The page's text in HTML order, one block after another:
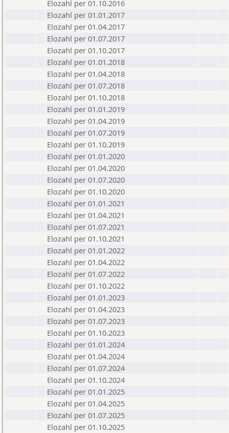
Elozahl per 01.10.2016
Elozahl per 01.01.2017
Elozahl per 01.04.2017
Elozahl per 01.07.2017
Elozahl per 01.10.2017
Elozahl per 01.01.2018
Elozahl per 01.04.2018
Elozahl per 01.07.2018
Elozahl per 01.10.2018
Elozahl per 01.01.2019
Elozahl per 01.04.2019
Elozahl per 01.07.2019
Elozahl per 01.10.2019
Elozahl per 01.01.2020
Elozahl per 01.04.2020
Elozahl per 01.07.2020
Elozahl per 01.10.2020
Elozahl per 01.01.2021
Elozahl per 01.04.2021
Elozahl per 01.07.2021
Elozahl per 01.10.2021
Elozahl per 01.01.2022
Elozahl per 01.04.2022
Elozahl per 01.07.2022
Elozahl per 01.10.2022
Elozahl per 01.01.2023
Elozahl per 01.04.2023
Elozahl per 01.07.2023
Elozahl per 01.10.2023
Elozahl per 01.01.2024
Elozahl per 01.04.2024
Elozahl per 01.07.2024
Elozahl per 01.10.2024
Elozahl per 01.01.2025
Elozahl per 01.04.2025
Elozahl per 01.07.2025
Elozahl per 01.10.2025